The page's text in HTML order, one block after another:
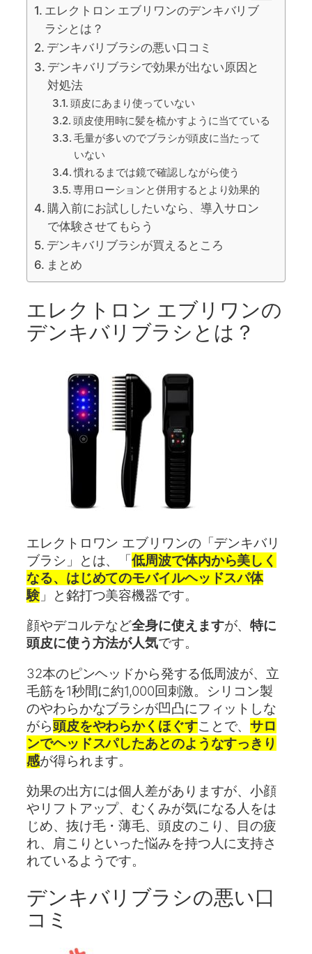
エレクトロン エブリワンのデンキバリブ
ラシとは？
デンキバリブラシの悪い口コミ
デンキバリブラシで効果が出ない原因と
対処法
頭皮にあまり使っていない
頭皮使用時に髪を梳かすように当てている
毛量が多いのでブラシが頭皮に当たって
いない
慣れるまでは鏡で確認しながら使う
専用ローションと併用するとより効果的
購入前にお試ししたいなら、導入サロン
で体験させてもらう
デンキバリブラシが買えるところ
まとめ
エレクトロン エブリワンの
デンキバリブラシとは？
エレクトロワン エブリワンの「デンキバリ
ブラシ」とは、「低周波で体内から美しく
なる、はじめてのモバイルヘッドスパ体
験」と銘打つ美容機器です。
顔やデコルテなど全身に使えますが、特に
頭皮に使う方法が人気です。
32本のピンヘッドから発する低周波が、立
毛筋を1秒間に約1,000回刺激。シリコン製
のやわらかなブラシが凹凸にフィットしな
がら頭皮をやわらかくほぐすことで、サロ
ンでヘッドスパしたあとのようなすっきり
感が得られます。
効果の出方には個人差がありますが、小顔
やリフトアップ、むくみが気になる人をは
じめ、抜け毛・薄毛、頭皮のこり、目の疲
れ、肩こりといった悩みを持つ人に支持さ
れているようです。
デンキバリブラシの悪い口
コミ